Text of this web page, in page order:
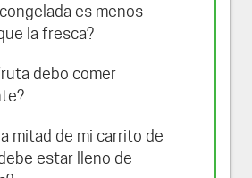
es menos
la fresca?
debo comer
mitad de mi carrito de
estar lleno de